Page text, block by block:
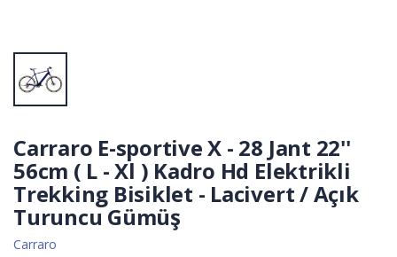
Carraro E-sportive X - 28 Jant 22''
56cm ( L - Xl ) Kadro Hd Elektrikli
Trekking Bisiklet - Lacivert / Açık
Turuncu Gümüş
Carraro